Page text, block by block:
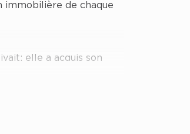
de chaque
elle a acquis son
à revenus à 26 ans,
des affaires,